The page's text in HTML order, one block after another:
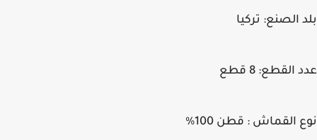
بلد الصنع: تركيا
عدد القطع: 8 قطع
نوع القماش : قطن 100%